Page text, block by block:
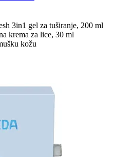
3in1 gel za tuširanje, 200 ml
krema za lice, 30 ml
kožu